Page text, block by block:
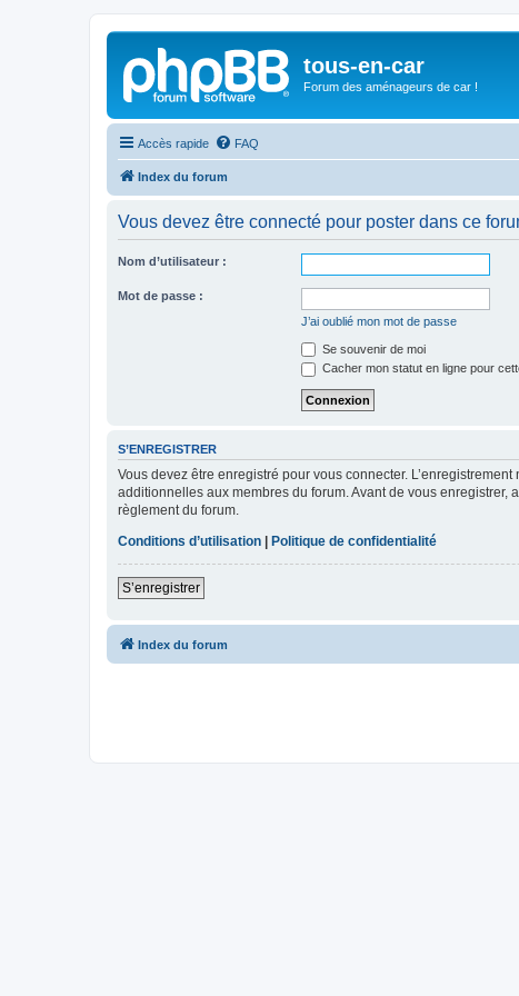
tous-en-car
Forum des aménageurs de car !
Accès rapide FAQ
Index du forum
Vous devez être connecté pour poster dans ce
Nom d’utilisateur :
Mot de passe :
J’ai oublié mon mot de passe
Se souvenir de moi
Cacher mon statut en ligne pour
S’ENREGISTRER
Vous devez être enregistré pour vous connecter.
additionnelles aux membres du forum. Avant de vous enregistrer,
règlement du forum.
Conditions d’utilisation
Politique de confidentialité
S’enregistrer
Index du forum